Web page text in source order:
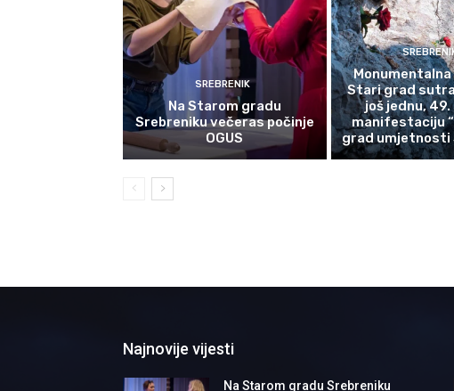
SREBRENIK
Na Starom gradu
Srebreniku večeras počinje
OGUS
Stari grad
još jednu, 49.
manifestaciju
grad umjetnosti
Najnovije vijesti
Na Starom gradu Srebreniku